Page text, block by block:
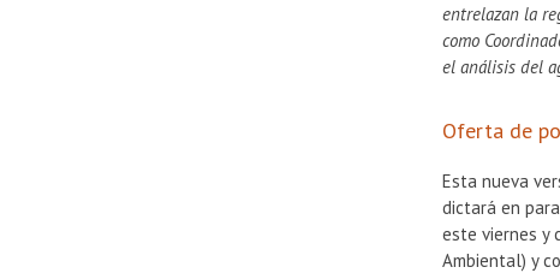
entrelazan la
como
el análisis del
Oferta de
Esta nueva
dictará en
este viernes y
Ambiental) y